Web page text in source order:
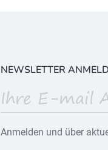
NEWSLETTER
Anmelden und über